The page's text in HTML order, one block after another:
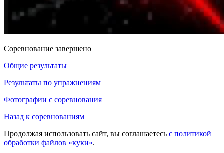
Соревнование завершено
Общие результаты
Результаты по упражнениям
Фотографии с соревнования
Назад к соревнованиям
Продолжая использовать сайт, вы соглашаетесь с политикой
обработки файлов «куки».